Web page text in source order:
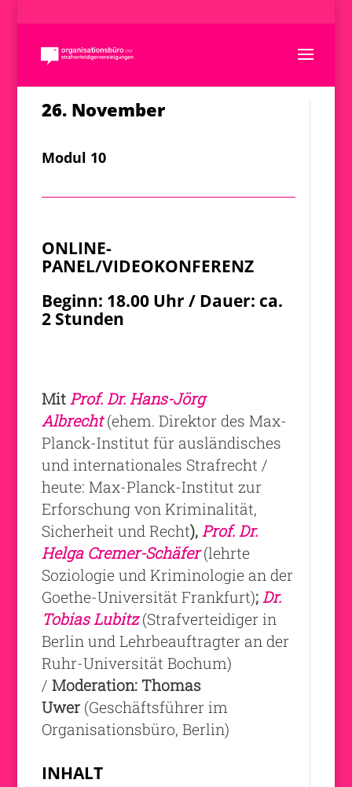
26. November
Modul 10
ONLINE-
PANEL/VIDEOKONFERENZ
Beginn: 18.00 Uhr / Dauer: ca.
2 Stunden
Mit Prof. Dr. Hans-Jörg
Albrecht (ehem. Direktor des Max-
Planck-Institut für ausländisches
und internationales Strafrecht /
heute: Max-Planck-Institut zur
Erforschung von Kriminalität,
Sicherheit und Recht), Prof. Dr.
Helga Cremer-Schäfer (lehrte
Soziologie und Kriminologie an der
Goethe-Universität Frankfurt); Dr.
Tobias Lubitz (Strafverteidiger in
Berlin und Lehrbeauftragter an der
Ruhr-Universität Bochum)
/ Moderation: Thomas
Uwer (Geschäftsführer im
Organisationsbüro, Berlin)
INHALT